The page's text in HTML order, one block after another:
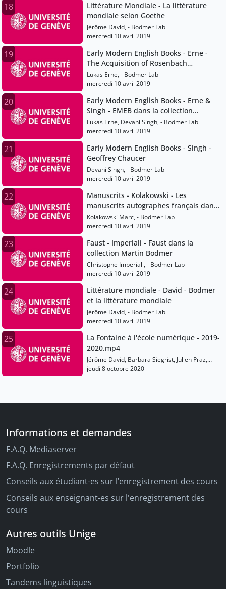
18
Littérature Mondiale - La littérature
mondiale selon Goethe
Jérôme David, - Bodmer Lab
mercredi 10 avril 2019
19
Early Modern English Books - Erne -
The Acquisition of Rosenbach
Collection sale
Lukas Erne, - Bodmer Lab
mercredi 10 avril 2019
20
Early Modern English Books - Erne &
Singh - EMEB dans la collection
Bodmer
Lukas Erne, Devani Singh, - Bodmer Lab
mercredi 10 avril 2019
21
Early Modern English Books - Singh -
Geoffrey Chaucer
Devani Singh, - Bodmer Lab
mercredi 10 avril 2019
22
Manuscrits - Kolakowski - Les
manuscrits autographes français dans
la collection MB
Kolakowski Marc, - Bodmer Lab
mercredi 10 avril 2019
23
Faust - Imperiali - Faust dans la
collection Martin Bodmer
Christophe Imperiali, - Bodmer Lab
mercredi 10 avril 2019
24
Littérature mondiale - David - Bodmer
et la littérature mondiale
Jérôme David, - Bodmer Lab
mercredi 10 avril 2019
25
La Fontaine à l'école numérique - 2019-
2020.mp4
Jérôme David, Barbara Siegrist, Julien Praz,
Stéphanie Godon
jeudi 8 octobre 2020
Informations et demandes
F.A.Q. Mediaserver
F.A.Q. Enregistrements par défaut
Conseils aux étudiant-es sur l’enregistrement des cours
Conseils aux enseignant-es sur l'enregistrement des
cours
Autres outils Unige
Moodle
Portfolio
Tandems linguistiques